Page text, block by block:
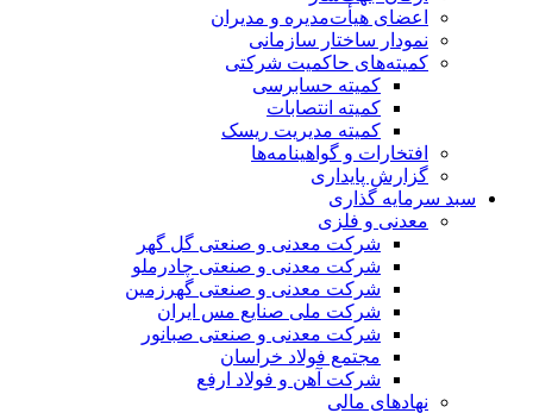
اعضای هیأت‌مدیره و مدیران
نمودار ساختار سازمانی
کمیته‌های حاکمیت شرکتی
کمیته حسابرسی
کمیته انتصابات
کمیته مدیریت ریسک
افتخارات و گواهینامه‌ها
گزارش پایداری
سبد سرمایه گذاری
معدنی و فلزی
شرکت معدنی و صنعتی گل گهر
شرکت معدنی و صنعتی چادرملو
شرکت معدنی و صنعتی گهرزمین
شرکت ملی صنایع مس ایران
شرکت معدنی و صنعتی صبانور
مجتمع فولاد خراسان
شرکت آهن و فولاد ارفع
نهادهای مالی